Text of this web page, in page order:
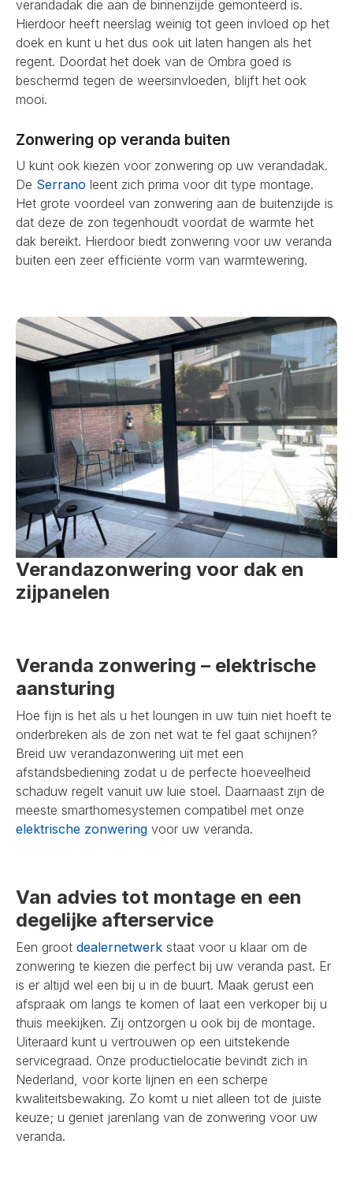
verandadak die aan de binnenzijde gemonteerd is.
Hierdoor heeft neerslag weinig tot geen invloed op het
doek en kunt u het dus ook uit laten hangen als het
regent. Doordat het doek van de Ombra goed is
beschermd tegen de weersinvloeden, blijft het ook
mooi.
Zonwering op veranda buiten
U kunt ook kiezen voor zonwering op uw verandadak.
De Serrano leent zich prima voor dit type montage.
Het grote voordeel van zonwering aan de buitenzijde is
dat deze de zon tegenhoudt voordat de warmte het
dak bereikt. Hierdoor biedt zonwering voor uw veranda
buiten een zeer efficiënte vorm van warmtewering.
Verandazonwering voor dak en
zijpanelen
Veranda zonwering – elektrische
aansturing
Hoe fijn is het als u het loungen in uw tuin niet hoeft te
onderbreken als de zon net wat te fel gaat schijnen?
Breid uw verandazonwering uit met een
afstandsbediening zodat u de perfecte hoeveelheid
schaduw regelt vanuit uw luie stoel. Daarnaast zijn de
meeste smarthomesystemen compatibel met onze
elektrische zonwering voor uw veranda.
Van advies tot montage en een
degelijke afterservice
Een groot dealernetwerk staat voor u klaar om de
zonwering te kiezen die perfect bij uw veranda past. Er
is er altijd wel een bij u in de buurt. Maak gerust een
afspraak om langs te komen of laat een verkoper bij u
thuis meekijken. Zij ontzorgen u ook bij de montage.
Uiteraard kunt u vertrouwen op een uitstekende
servicegraad. Onze productielocatie bevindt zich in
Nederland, voor korte lijnen en een scherpe
kwaliteitsbewaking. Zo komt u niet alleen tot de juiste
keuze; u geniet jarenlang van de zonwering voor uw
veranda.